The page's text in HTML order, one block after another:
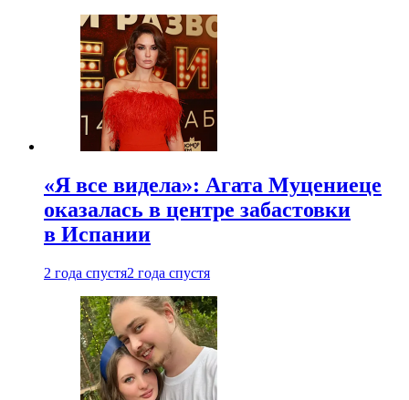
«Я все видела»: Агата Муцениеце
оказалась в центре забастовки
в Испании
2 года спустя2 года спустя